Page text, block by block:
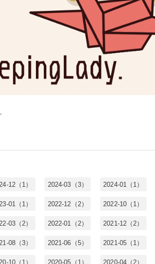
12（1） 2024-03（3） 2024-01（1）
01（1） 2022-12（2） 2022-10（1）
03（2） 2022-01（2） 2021-12（2）
08（3） 2021-06（5） 2021-05（1）
10（1） 2020-05（1） 2020-04（2）